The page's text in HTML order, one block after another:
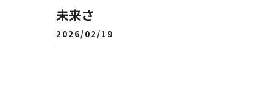
未来さ
2026/02/19